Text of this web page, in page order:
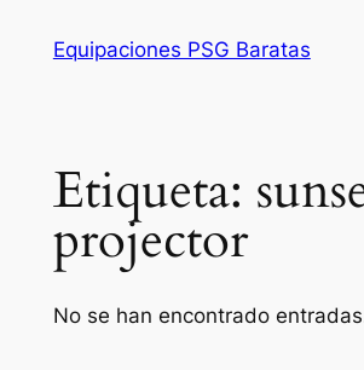
Equipaciones PSG Baratas
Etiqueta:
projector
No se han encontrado